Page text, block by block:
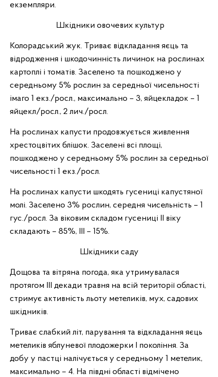
екземпляри.
Шкідники овочевих культур
Колорадський жук. Триває відкладання яєць та
відродження і шкодочинність личинок на рослинах
картоплі і томатів. Заселено та пошкоджено у
середньому 5% рослин за середньої чисельності
імаго 1 екз./росл., максимально – 3, яйцекладок – 1
яйцекл/росл., 2 лич./росл.
На рослинах капусти продовжується живлення
хрестоцвітих блішок. Заселені всі площі,
пошкоджено у середньому 5% рослин за середньої
чисельності 1 екз./росл.
На рослинах капусти шкодять гусениці капустяної
молі. Заселено 3% рослин, середня чисельність – 1
гус./росл. За віковим складом гусениці ІІ віку
складають – 85%, ІІІ – 15%.
Шкідники саду
Дощова та вітряна погода, яка утримувалася
протягом ІІІ декади травня на всій території області,
стримує активність льоту метеликів, мух, садових
шкідників.
Триває слабкий літ, парування та відкладання яєць
метеликів яблуневої плодожерки І покоління. За
добу у пастці налічується у середньому 1 метелик,
максимально – 4. На півдні області відмічено